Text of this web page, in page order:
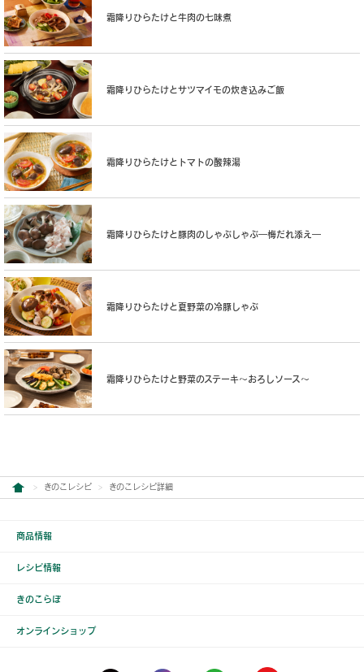
霜降りひらたけと牛肉の七味煮
霜降りひらたけとサツマイモの炊き込みご飯
霜降りひらたけとトマトの酸辣湯
霜降りひらたけと豚肉のしゃぶしゃぶ―梅だれ添え―
霜降りひらたけと夏野菜の冷豚しゃぶ
霜降りひらたけと野菜のステーキ〜おろしソース〜
きのこレシピ きのこレシピ詳細
商品情報
レシピ情報
きのこらぼ
オンラインショップ